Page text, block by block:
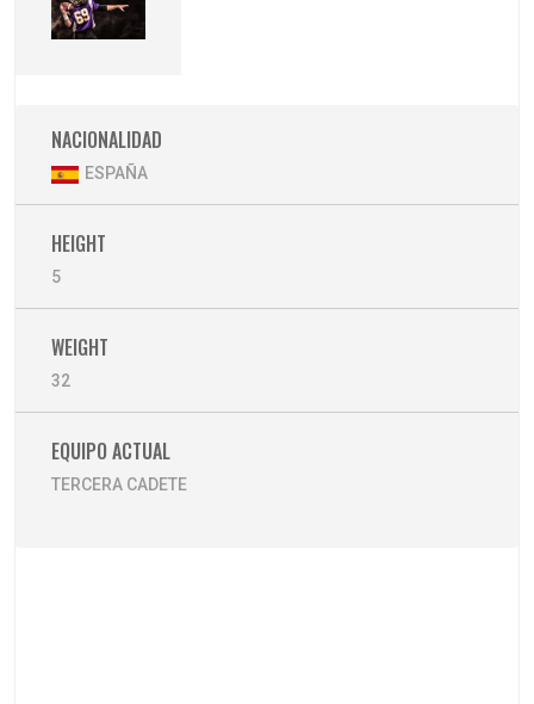
NACIONALIDAD
ESPAÑA
HEIGHT
5
WEIGHT
32
EQUIPO ACTUAL
TERCERA CADETE